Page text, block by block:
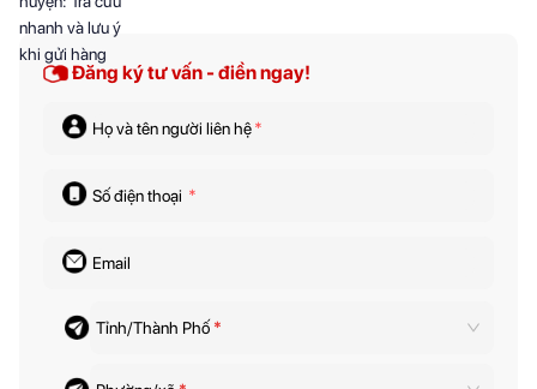
Đăng ký tư vấn - điền ngay!
Họ và tên người liên hệ*
Số điện thoại *
Email
Tỉnh/Thành Phố *